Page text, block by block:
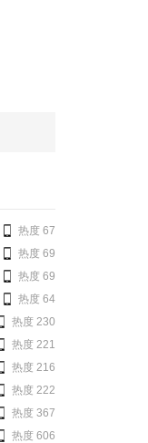
热度 67
热度 69
热度 69
热度 64
热度 230
热度 221
热度 216
热度 222
热度 367
热度 606